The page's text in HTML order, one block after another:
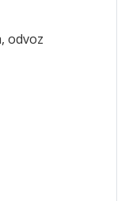
odvoz